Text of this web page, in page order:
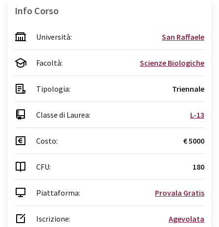
Info Corso
Università: San Raffaele
Facoltà: Scienze Biologiche
Tipologia: Triennale
Classe di Laurea: L-13
Costo: € 5000
CFU: 180
Piattaforma: Provala Gratis
Iscrizione: Agevolata